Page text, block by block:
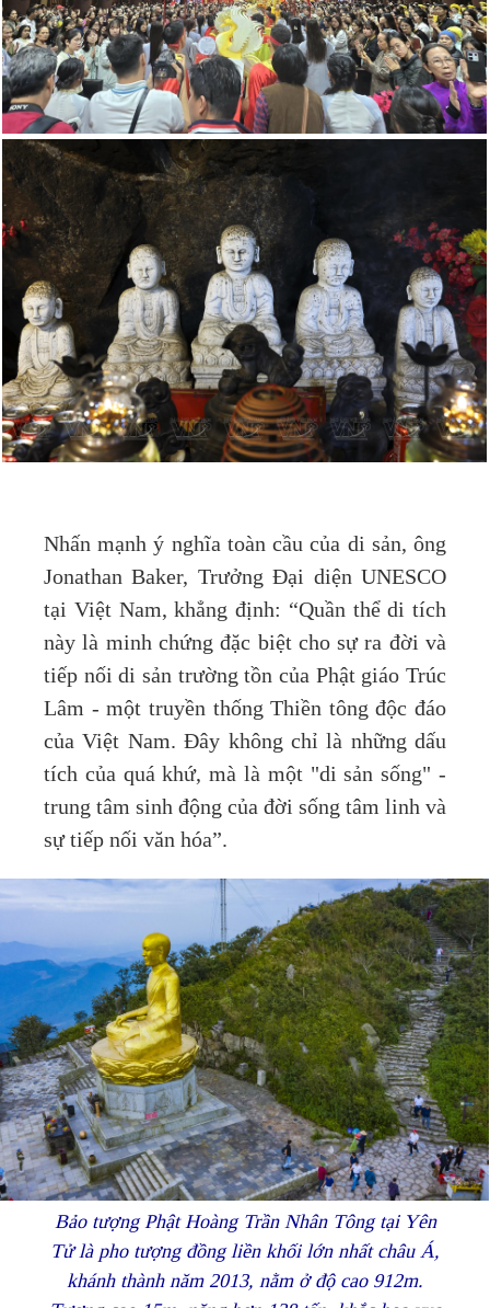
Nhấn mạnh ý nghĩa toàn cầu của di sản, ông
Jonathan Baker, Trưởng Đại diện UNESCO
tại Việt Nam, khẳng định: “Quần thể di tích
này là minh chứng đặc biệt cho sự ra đời và
tiếp nối di sản trường tồn của Phật giáo Trúc
Lâm - một truyền thống Thiền tông độc đáo
của Việt Nam. Đây không chỉ là những dấu
tích của quá khứ, mà là một "di sản sống" -
trung tâm sinh động của đời sống tâm linh và
sự tiếp nối văn hóa”.
Bảo tượng Phật Hoàng Trần Nhân Tông tại Yên
Tử là pho tượng đồng liền khối lớn nhất châu Á,
khánh thành năm 2013, nằm ở độ cao 912m.